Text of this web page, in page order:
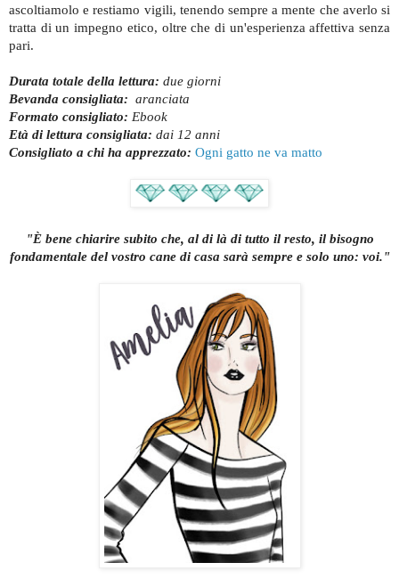
ascoltiamolo e restiamo vigili, tenendo sempre a mente che averlo si
tratta di un impegno etico, oltre che di un'esperienza affettiva senza
pari.
Durata totale della lettura: due giorni
Bevanda consigliata: aranciata
Formato consigliato: Ebook
Età di lettura consigliata: dai 12 anni
Consigliato a chi ha apprezzato: Ogni gatto ne va matto
"È bene chiarire subito che, al di là di tutto il resto, il bisogno
fondamentale del vostro cane di casa sarà sempre e solo uno: voi."